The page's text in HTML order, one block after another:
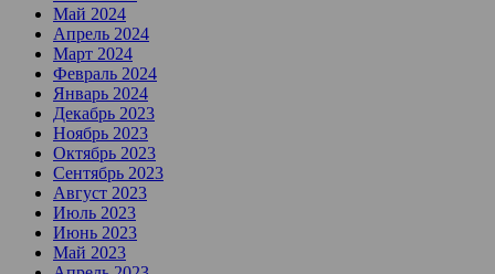
Май 2024
Апрель 2024
Март 2024
Февраль 2024
Январь 2024
Декабрь 2023
Ноябрь 2023
Октябрь 2023
Сентябрь 2023
Август 2023
Июль 2023
Июнь 2023
Май 2023